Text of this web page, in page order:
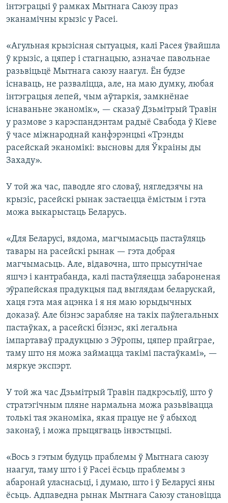
інтэграцыі ў рамках Мытнага Саюзу праз
эканамічны крызіс у Расеі.
«Агульная крызісная сытуацыя, калі Расея ўвайшла
ў крызіс, а цяпер і стагнацыю, азначае павольнае
разьвіцьцё Мытнага саюзу наагул. Ён будзе
існаваць, не разваліцца, але, на маю думку, любая
інтэграцыя лепей, чым аўтаркія, замкнёнае
існаваньне эканомік», — сказаў Дзьмітрый Травін
у размове з карэспандэнтам радыё Свабода ў Кіеве
ў часе міжнароднай канфэрэнцыі «Трэнды
расейскай эканомікі: высновы для Ўкраіны ды
Захаду».
У той жа час, паводле яго словаў, нягледзячы на
крызіс, расейскі рынак застаецца ёмістым і гэта
можа выкарыстаць Беларусь.
«Для Беларусі, вядома, магчымасьць пастаўляць
тавары на расейскі рынак — гэта добрая
магчымасьць. Але, відавочна, што прысутнічае
яшчэ і кантрабанда, калі пастаўляецца забароненая
эўрапейская прадукцыя пад выглядам беларускай,
хаця гэта мая ацэнка і я ня маю юрыдычных
доказаў. Але бізнэс зарабляе на такіх паўлегальных
пастаўках, а расейскі бізнэс, які легальна
імпартаваў прадукцыю з Эўропы, цяпер прайграе,
таму што ня можа займацца такімі пастаўкамі», —
мяркуе экспэрт.
У той жа час Дзьмітрый Травін падкрэсьліў, што ў
стратэгічным пляне нармальна можа разьвівацца
толькі тая эканоміка, якая працуе не ў абыход
законаў, і можа прыцягваць інвэстыцыі.
«Вось з гэтым будуць праблемы ў Мытнага саюзу
наагул, таму што і ў Расеі ёсьць праблемы з
абаронай уласнасьці, і думаю, што і ў Беларусі яны
ёсьць. Адпаведна рынак Мытнага Саюзу становіцца